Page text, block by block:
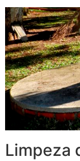
Limpeza